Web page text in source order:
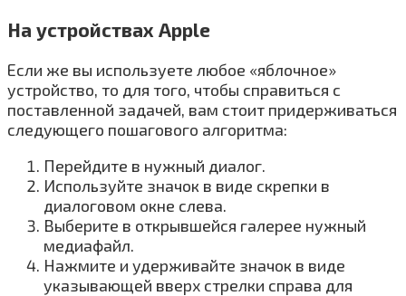
На устройствах Apple
Если же вы используете любое «яблочное»
устройство, то для того, чтобы справиться с
поставленной задачей, вам стоит придерживаться
следующего пошагового алгоритма:
Перейдите в нужный диалог.
Используйте значок в виде скрепки в
диалоговом окне слева.
Выберите в открывшейся галерее нужный
медиафайл.
Нажмите и удерживайте значок в виде
указывающей вверх стрелки справа для